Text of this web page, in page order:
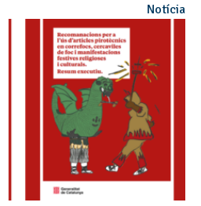
Notícia